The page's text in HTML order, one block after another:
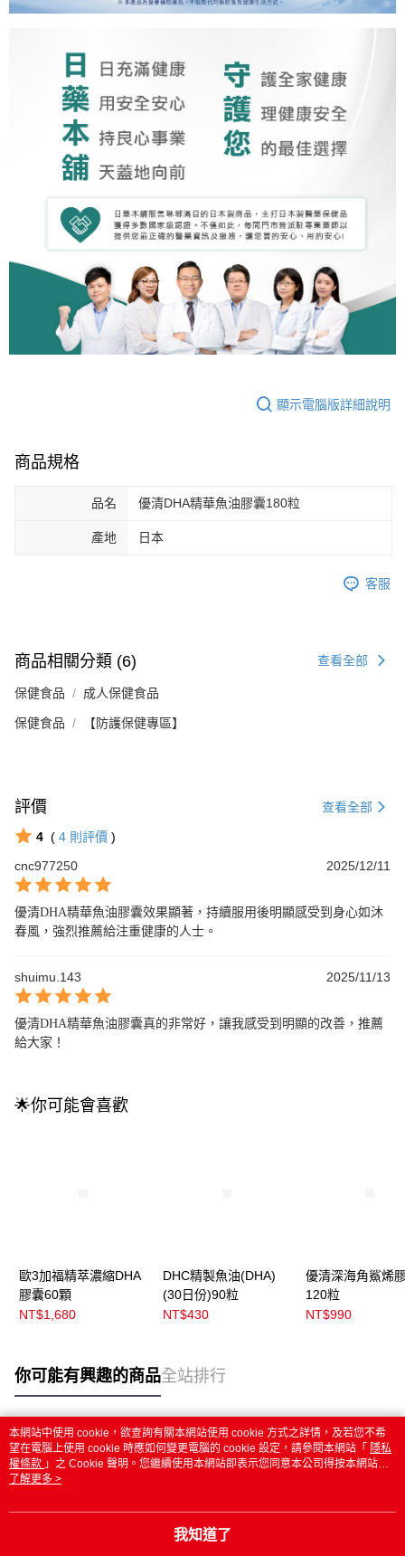
顯示電腦版詳細說明
商品規格
品名 優清DHA精華魚油膠囊180粒
產地 日本
客服
商品相關分類 (6) 查看全部
保健食品 成人保健食品
保健食品 【防護保健專區】
評價 查看全部
4 ( 4 則評價 )
cnc977250
2025/12/11
優清DHA精華魚油膠囊效果顯著，持續服用後明顯感受到身心如沐
春風，強烈推薦給注重健康的人士。
shuimu.143 2025/11/13
優清DHA精華魚油膠囊真的非常好，讓我感受到明顯的改善，推薦
給大家！
🌟你可能會喜歡
歐3加福精萃濃縮DHA
膠囊60顆
NT$1,680
DHC精製魚油(DHA)
(30日份)90粒
NT$430
優清深海角鯊烯
120粒
NT$990
你可能有興趣的商品全站排行
熱門標籤
本網站中使用 cookie，欲查詢有關本網站使用 cookie 方式之詳情，及若您不希
望在電腦上使用 cookie 時應如何變更電腦的 cookie 設定，請參閱本網站「 隱私
權條款 」之 Cookie 聲明。您繼續使用本網站即表示您同意本公司得按本網站使
用條款之 Cookie 聲明使用 cookie。
了解更多 >
我知道了